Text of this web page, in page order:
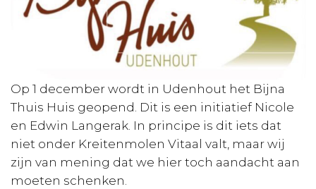
Op 1 december wordt in Udenhout het Bijna
Thuis Huis geopend. Dit is een initiatief Nicole
en Edwin Langerak. In principe is dit iets dat
niet onder Kreitenmolen Vitaal valt, maar wij
zijn van mening dat we hier toch aandacht aan
moeten schenken.